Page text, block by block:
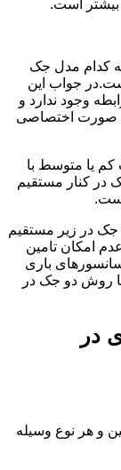
بیشتر است.
کدام مدل جک
جواب این
وجود ندارد و
صورت اختصاصی
کم یا متوسط با
در کنار مستقیم
جک در زیر مستقیم
امکان تامین
باری
روش دو جک در
در
و هر نوع وسیله